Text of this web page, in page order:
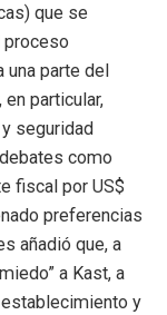
que se
una parte del
particular,
seguridad
como
fiscal por US$
preferencias
añadió que, a
a Kast, a
y